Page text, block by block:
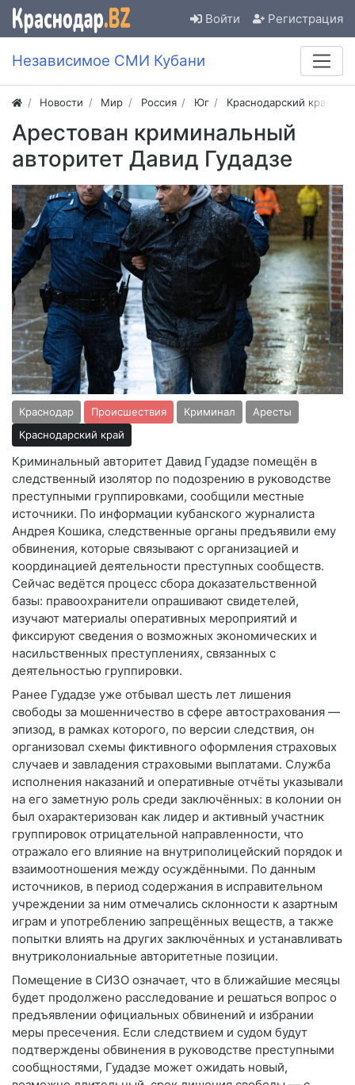
Войти Регистрация
Независимое СМИ Кубани
Новости Мир Россия Юг Краснодарский край
Арестован криминальный
авторитет Давид Гудадзе
Краснодар Происшествия Криминал
Аресты
Краснодарский край
Криминальный авторитет Давид Гудадзе помещён в
следственный изолятор по подозрению в руководстве
преступными группировками, сообщили местные
источники. По информации кубанского журналиста
Андрея Кошика, следственные органы предъявили ему
обвинения, которые связывают с организацией и
координацией деятельности преступных сообществ.
Сейчас ведётся процесс сбора доказательственной
базы: правоохранители опрашивают свидетелей,
изучают материалы оперативных мероприятий и
фиксируют сведения о возможных экономических и
насильственных преступлениях, связанных с
деятельностью группировки.
Ранее Гудадзе уже отбывал шесть лет лишения
свободы за мошенничество в сфере автострахования —
эпизод, в рамках которого, по версии следствия, он
организовал схемы фиктивного оформления страховых
случаев и завладения страховыми выплатами. Служба
исполнения наказаний и оперативные отчёты указывали
на его заметную роль среди заключённых: в колонии он
был охарактеризован как лидер и активный участник
группировок отрицательной направленности, что
отражало его влияние на внутриполицейский порядок и
взаимоотношения между осуждёнными. По данным
источников, в период содержания в исправительном
учреждении за ним отмечались склонности к азартным
играм и употреблению запрещённых веществ, а также
попытки влиять на других заключённых и устанавливать
внутриколониальные авторитетные позиции.
Помещение в СИЗО означает, что в ближайшие месяцы
будет продолжено расследование и решаться вопрос о
предъявлении официальных обвинений и избрании
меры пресечения. Если следствием и судом будут
подтверждены обвинения в руководстве преступными
сообщностями, Гудадзе может ожидать новый,